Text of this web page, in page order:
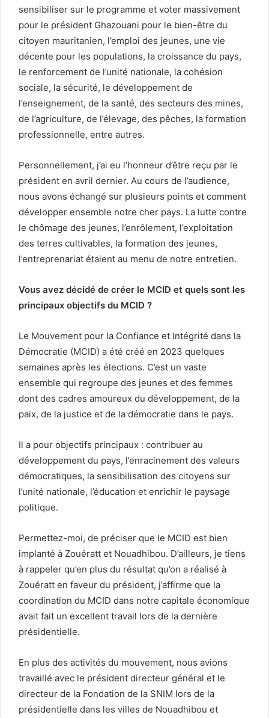
sensibiliser sur le programme et voter massivement
pour le président Ghazouani pour le bien-être du
citoyen mauritanien, l’emploi des jeunes, une vie
décente pour les populations, la croissance du pays,
le renforcement de l’unité nationale, la cohésion
sociale, la sécurité, le développement de
l’enseignement, de la santé, des secteurs des mines,
de l’agriculture, de l’élevage, des pêches, la formation
professionnelle, entre autres.
Personnellement, j’ai eu l’honneur d’être reçu par le
président en avril dernier. Au cours de l’audience,
nous avons échangé sur plusieurs points et comment
développer ensemble notre cher pays. La lutte contre
le chômage des jeunes, l’enrôlement, l’exploitation
des terres cultivables, la formation des jeunes,
l’entreprenariat étaient au menu de notre entretien.
Vous avez décidé de créer le MCID et quels sont les
principaux objectifs du MCID ?
Le Mouvement pour la Confiance et Intégrité dans la
Démocratie (MCID) a été créé en 2023 quelques
semaines après les élections. C’est un vaste
ensemble qui regroupe des jeunes et des femmes
dont des cadres amoureux du développement, de la
paix, de la justice et de la démocratie dans le pays.
Il a pour objectifs principaux : contribuer au
développement du pays, l’enracinement des valeurs
démocratiques, la sensibilisation des citoyens sur
l’unité nationale, l’éducation et enrichir le paysage
politique.
Permettez-moi, de préciser que le MCID est bien
implanté à Zouératt et Nouadhibou. D’ailleurs, je tiens
à rappeler qu’en plus du résultat qu’on a réalisé à
Zouératt en faveur du président, j’affirme que la
coordination du MCID dans notre capitale économique
avait fait un excellent travail lors de la dernière
présidentielle.
En plus des activités du mouvement, nous avions
travaillé avec le président directeur général et le
directeur de la Fondation de la SNIM lors de la
présidentielle dans les villes de Nouadhibou et